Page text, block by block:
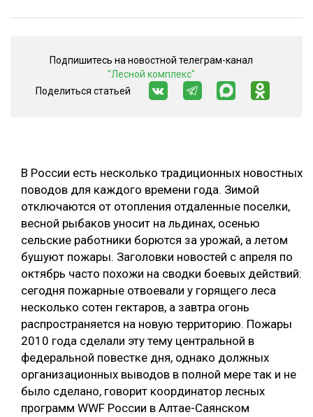
ПРОИЗВОДСТВО ДРЕВЕСНЫХ ПЛИТ
КОМПЛЕКСНАЯ ПЕРЕРАБОТКА
ЛЕСОПИЛЕНИЕ
ДЕРЕВЯННОЕ ДОМОСТРОЕНИЕ
БЕЗОПАСНОЕ ПРОИЗВОДСТВО
СОРТИРОВКА ДРЕВЕСИНЫ
СУШКА ДРЕВЕСИНЫ
ПОДБОРКИ СТАТЕЙ
В России есть несколько традиционных новостных
поводов для каждого времени года. Зимой
отключаются от отопления отдаленные поселки,
весной рыбаков уносит на льдинах, осенью
сельские работники борются за урожай, а летом
бушуют пожары. Заголовки новостей с апреля по
октябрь часто похожи на сводки боевых действий:
сегодня пожарные отвоевали у горящего леса
несколько сотен гектаров, а завтра огонь
распространяется на новую территорию. Пожары
2010 года сделали эту тему центральной в
федеральной повестке дня, однако должных
организационных выводов в полной мере так и не
было сделано, говорит координатор лесных
программ WWF России в Алтае-Саянском
Подпишитесь на новостной телеграм-канал
"Лесной комплекс"
Поделиться статьей